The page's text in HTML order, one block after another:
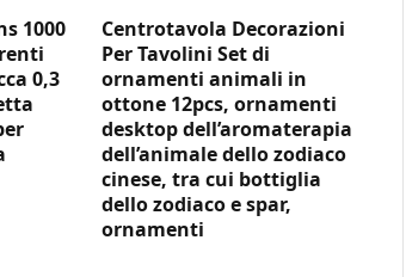
1000
0,3
Centrotavola Decorazioni
Per Tavolini Set di
ornamenti animali in
ottone 12pcs, ornamenti
desktop dell’aromaterapia
dell’animale dello zodiaco
cinese, tra cui bottiglia
dello zodiaco e spar,
ornamenti